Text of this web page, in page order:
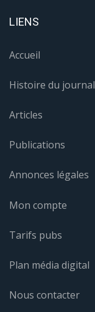
LIENS
Accueil
Histoire du journal
Articles
Publications
Annonces légales
Mon compte
Tarifs pubs
Plan média digital
Nous contacter